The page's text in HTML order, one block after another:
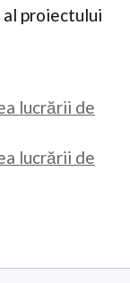
al proiectului
lucrării de
lucrării de